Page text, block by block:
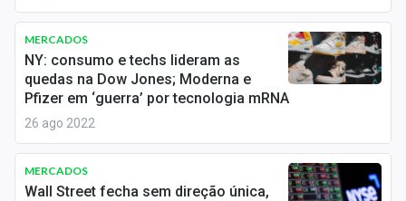
Economia
Empresas
Brasil
Política
Colunas
MERCADOS
NY: consumo e techs lideram as
quedas na Dow Jones; Moderna e
Pfizer em ‘guerra’ por tecnologia mRNA
26 ago 2022
MERCADOS
Wall Street fecha sem direção única,